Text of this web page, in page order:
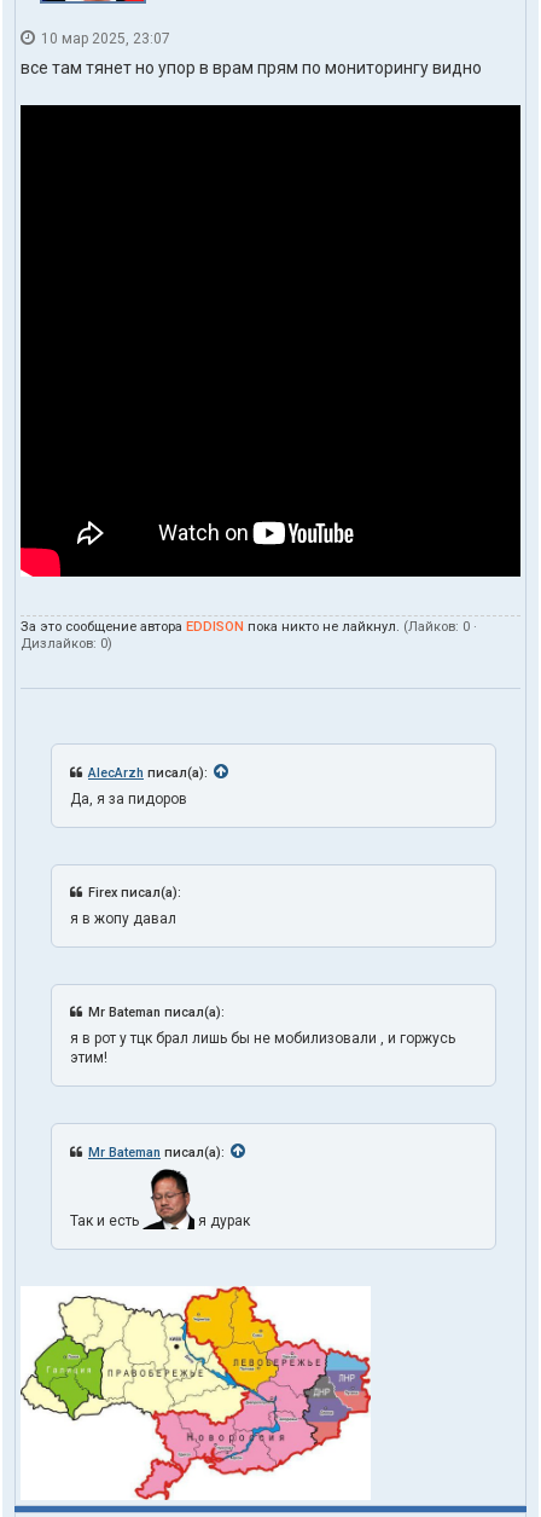
10 мар 2025, 23:07
все там тянет но упор в врам прям по мониторингу видно
За это сообщение автора EDDISON пока никто не лайкнул. (Лайков: 0 ·
Дизлайков: 0)
AlecArzh писал(а):
Да, я за пидоров
Firex писал(а):
я в жопу давал
Mr Bateman писал(а):
я в рот у тцк брал лишь бы не мобилизовали , и горжусь
этим!
Mr Bateman писал(а):
Так и есть я дурак